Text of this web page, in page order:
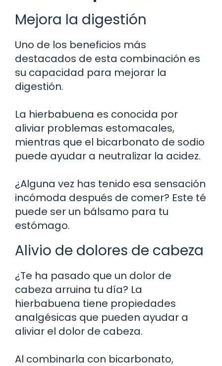
Mejora la digestión
Uno de los beneficios más
destacados de esta combinación es
su capacidad para mejorar la
digestión.
La hierbabuena es conocida por
aliviar problemas estomacales,
mientras que el bicarbonato de sodio
puede ayudar a neutralizar la acidez.
¿Alguna vez has tenido esa sensación
incómoda después de comer? Este té
puede ser un bálsamo para tu
estómago.
Alivio de dolores de cabeza
¿Te ha pasado que un dolor de
cabeza arruina tu día? La
hierbabuena tiene propiedades
analgésicas que pueden ayudar a
aliviar el dolor de cabeza.
Al combinarla con bicarbonato,